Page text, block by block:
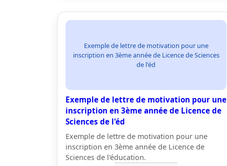
Exemple de lettre de motivation pour une
inscription en 3ème année de Licence de Sciences
de l'éd
Exemple de lettre de motivation pour une
inscription en 3ème année de Licence de
Sciences de l'éd
Exemple de lettre de motivation pour une
inscription en 3ème année de Licence de
Sciences de l'éducation.